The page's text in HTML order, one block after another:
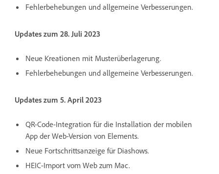
Fehlerbehebungen und allgemeine Verbesserungen.
Updates zum 28. Juli 2023
Neue Kreationen mit Musterüberlagerung.
Fehlerbehebungen und allgemeine Verbesserungen.
Updates zum 5. April 2023
QR-Code-Integration für die Installation der mobilen
App der Web-Version von Elements.
Neue Fortschrittsanzeige für Diashows.
HEIC-Import vom Web zum Mac.